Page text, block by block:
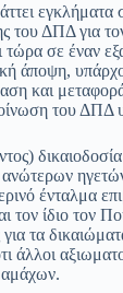
εγκλήματα
ΔΠΔ για τον
σε έναν
και
του ΔΠΔ
ηγετών
ένταλμα
τον ίδιο τον
τα
άλλοι